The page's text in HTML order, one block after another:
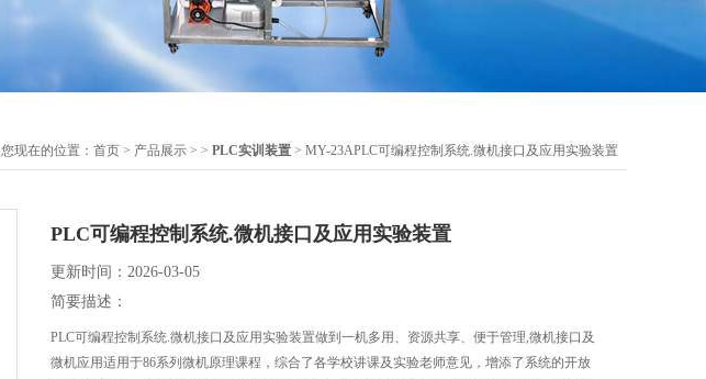
您现在的位置： 首页 > 产品展示 > > PLC实训装置 > MY-23APLC可编程控制系统.微机接口及应用实验装置
PLC可编程控制系统.微机接口及应用实验装置
更新时间：2026-03-05
简要描述：
PLC可编程控制系统.微机接口及应用实验装置做到一机多用、资源共享、便于管理,微机接口及
微机应用适用于86系列微机原理课程，综合了各学校讲课及实验老师意见，增添了系统的开放